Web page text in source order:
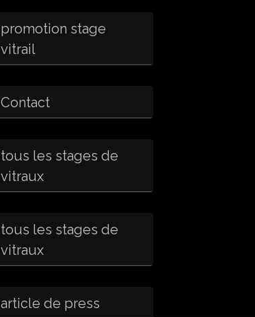
promotion stage
vitrail
Contact
tous les stages de
vitraux
tous les stages de
vitraux
article de press